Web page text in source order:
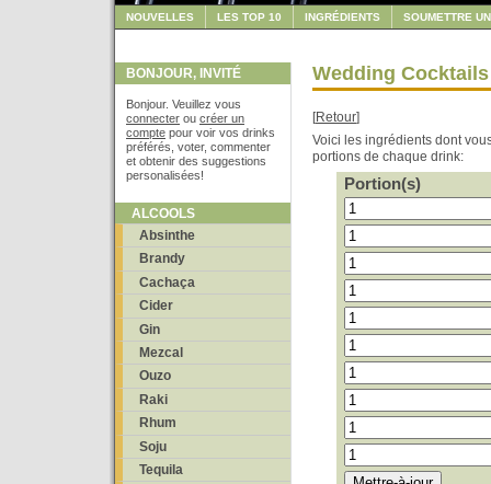
NOUVELLES LES TOP 10 INGRÉDIENTS SOUMETTRE
BONJOUR, INVITÉ
Bonjour. Veuillez vous
connecter ou créer un
compte pour voir vos drinks
préférés, voter, commenter
et obtenir des suggestions
personalisées!
ALCOOLS
Absinthe
Brandy
Cachaça
Cider
Gin
Mezcal
Ouzo
Raki
Rhum
Soju
Tequila
Wedding Cocktails
[Retour]
Voici les ingrédients dont
portions de chaque drink:
Portion(s)